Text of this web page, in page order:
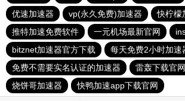
优速加速器
vp(永久免费)加速器 快柠檬
推特加速免费软件
一元机场最新官网
bitznet加速器官方下载
每天免费2小时加速
免费不需要实名认证的加速器
雷轰下载官网
烧饼哥加速器
快鸭加速app下载官网